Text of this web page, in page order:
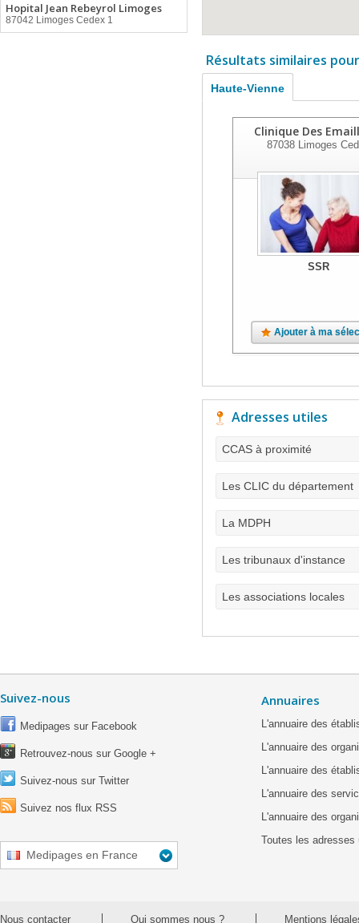
Hopital Jean Rebeyrol Limoges
87042 Limoges Cedex 1
Résultats similaires
Haute-Vienne
Clinique Des
87038 Limoges
SSR
Ajouter à ma
Adresses utiles
CCAS à proximité
Les CLIC du département
La MDPH
Les tribunaux d'instance
Les associations locales
Suivez-nous
Medipages sur Facebook
Retrouvez-nous sur Google +
Suivez-nous sur Twitter
Suivez nos flux RSS
Medipages en France
Annuaires
L'annuaire des
L'annuaire des
L'annuaire des
L'annuaire des
L'annuaire des
Toutes les adresses
Nous contacter Qui sommes nous ? Mentions